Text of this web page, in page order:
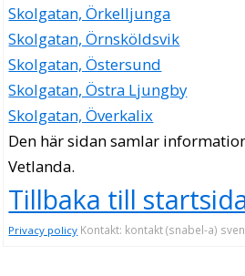
Skolgatan, Örkelljunga
Skolgatan, Örnsköldsvik
Skolgatan, Östersund
Skolgatan, Östra Ljungby
Skolgatan, Överkalix
Den här sidan samlar
Vetlanda.
Tillbaka till
Privacy policy Kontakt: kontakt (snabel-a)